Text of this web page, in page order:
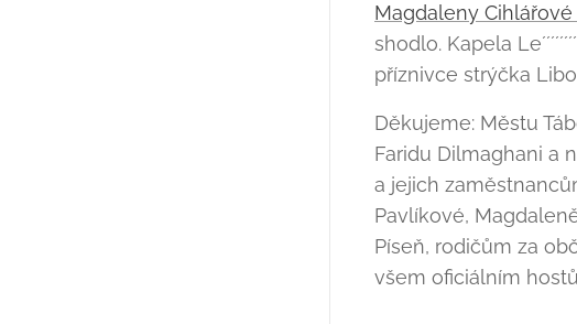
Magdaleny
shodlo. Kapela
příznivce strýčka
Děkujeme: Městu
Faridu Dilmaghani a
a jejich
Pavlíkové,
Píseň, rodičům za
všem oficiálním